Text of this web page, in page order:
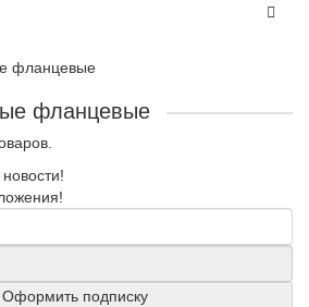
фланцевые
фланцевые
Оформить подписку